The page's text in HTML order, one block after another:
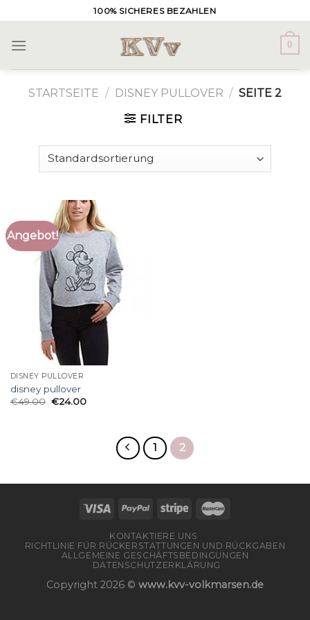
to
content
100% SICHERES BEZAHLEN
0
STARTSEITE / DISNEY PULLOVER / SEITE 2
FILTER
Angebot!
DISNEY PULLOVER
disney pullover
€49.00 €24.00
1 2
KONTAKTIERE UNS
RICHTLINIE FÜR RÜCKERSTATTUNGEN UND RÜCKGABEN
ALLGEMEINE GESCHÄFTSBEDINGUNGEN
DATENSCHUTZERKLÄRUNG
Copyright 2026 © www.kvv-volkmarsen.de